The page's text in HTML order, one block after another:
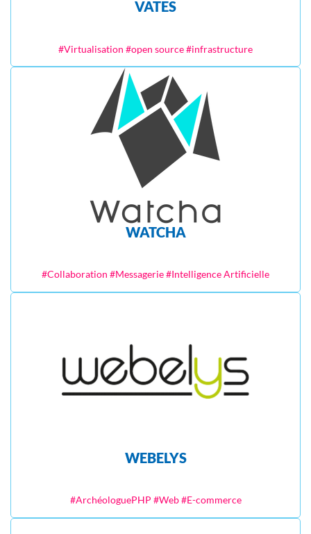
VATES
#Virtualisation #open source #infrastructure
WATCHA
#Collaboration #Messagerie #Intelligence Artificielle
WEBELYS
#ArchéologuePHP #Web #E-commerce